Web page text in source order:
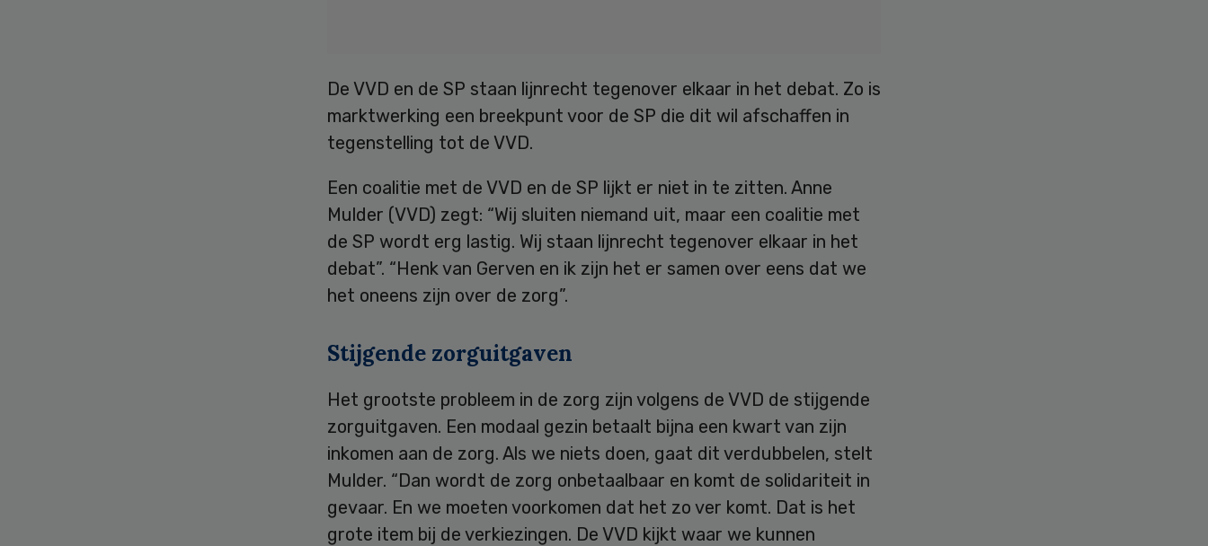
De VVD en de SP staan lijnrecht tegenover elkaar in het debat. Zo is
marktwerking een breekpunt voor de SP die dit wil afschaffen in
tegenstelling tot de VVD.
Een coalitie met de VVD en de SP lijkt er niet in te zitten. Anne
Mulder (VVD) zegt: “Wij sluiten niemand uit, maar een coalitie met
de SP wordt erg lastig. Wij staan lijnrecht tegenover elkaar in het
debat”. “Henk van Gerven en ik zijn het er samen over eens dat we
het oneens zijn over de zorg”.
Stijgende zorguitgaven
Het grootste probleem in de zorg zijn volgens de VVD de stijgende
zorguitgaven. Een modaal gezin betaalt bijna een kwart van zijn
inkomen aan de zorg. Als we niets doen, gaat dit verdubbelen, stelt
Mulder. “Dan wordt de zorg onbetaalbaar en komt de solidariteit in
gevaar. En we moeten voorkomen dat het zo ver komt. Dat is het
grote item bij de verkiezingen. De VVD kijkt waar we kunnen